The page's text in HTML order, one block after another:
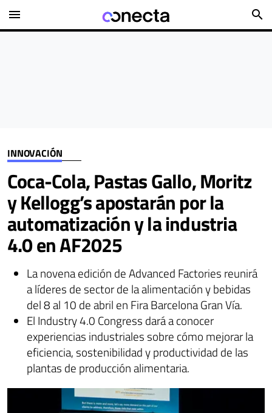
menu search
INNOVACIÓN
Coca-Cola, Pastas Gallo, Moritz
y Kellogg’s apostarán por la
automatización y la industria
4.0 en AF2025
La novena edición de Advanced Factories reunirá
a líderes de sector de la alimentación y bebidas
del 8 al 10 de abril en Fira Barcelona Gran Vía.
El Industry 4.0 Congress dará a conocer
experiencias industriales sobre cómo mejorar la
eficiencia, sostenibilidad y productividad de las
plantas de producción alimentaria.